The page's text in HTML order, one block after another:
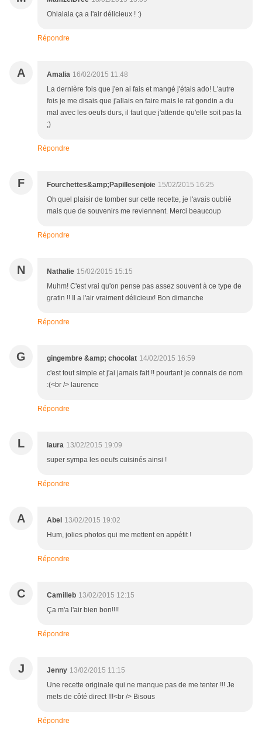
Ohlalala ça a l'air délicieux ! :)
Répondre
A Amalia 16/02/2015 11:48
La dernière fois que j'en ai fais et mangé j'étais ado! L'autre
fois je me disais que j'allais en faire mais le rat gondin a du
mal avec les oeufs durs, il faut que j'attende qu'elle soit pas la
;)
Répondre
F Fourchettes&amp;Papillesenjoie 15/02/2015 16:25
Oh quel plaisir de tomber sur cette recette, je l'avais oublié
mais que de souvenirs me reviennent. Merci beaucoup
Répondre
N Nathalie 15/02/2015 15:15
Muhm! C'est vrai qu'on pense pas assez souvent à ce type de
gratin !! Il a l'air vraiment délicieux! Bon dimanche
Répondre
G gingembre &amp; chocolat 14/02/2015 16:59
c'est tout simple et j'ai jamais fait !! pourtant je connais de nom
:(<br /> laurence
Répondre
L laura 13/02/2015 19:09
super sympa les oeufs cuisinés ainsi !
Répondre
A Abel 13/02/2015 19:02
Hum, jolies photos qui me mettent en appétit !
Répondre
C Camilleb 13/02/2015 12:15
Ça m'a l'air bien bon!!!!
Répondre
J Jenny 13/02/2015 11:15
Une recette originale qui ne manque pas de me tenter !!! Je
mets de côté direct !!!<br /> Bisous
Répondre